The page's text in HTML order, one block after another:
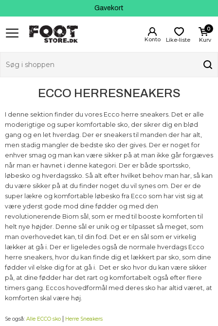
Gavekort
Fri fragt fra 399 kr
Kundeservice
Kurv
0
Like-liste
ECCO HERRESNEAKERS
I denne sektion finder du vores Ecco herre sneakers. Det er alle
moderigtige og super komfortable sko, der sikrer dig en blød
gang og en let hverdag. Der er sneakers til manden der har alt,
men stadig mangler de bedste sko der gives. Der er noget for
enhver smag og man kan være sikker på at man ikke går forgæves
når man er havnet i denne kategori. Der er både sportssko,
løbesko og hverdagssko. Så alt efter hvilket behov man har, så kan
du være sikker på at du finder noget du vil synes om. Der er de
super lækre og komfortable løbesko fra Ecco som har vist sig at
være yderst gode mod dine fødder og med den
revolutionerende Biom sål, som er med til booste komforten til
helt nye højder. Denne sål er unik og er tilpasset så meget, som
man overhovedet kan, til din fod. Det er en sål som er virkelig
lækker at gå i. Der er ligeledes også de normale hverdags Ecco
herre sneakers, hvor du kan finde dig et lækkert par sko, som dine
fødder vil elske dig for at gå i. Det er sko hvor du kan være sikker
på, at dine fødder har det rart og komfortabelt også efter flere
timers gang. Eccos hovedformål med deres sko har altid været, at
komforten skal være høj.
Se også: Alle ECCO sko Herre Sneakers